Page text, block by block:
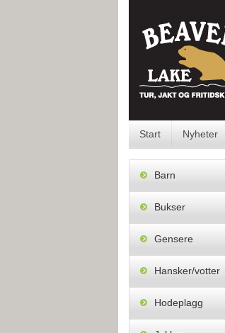
content
Start Nyheter
Barn
Bukser
Gensere
Hansker/votter
Hodeplagg